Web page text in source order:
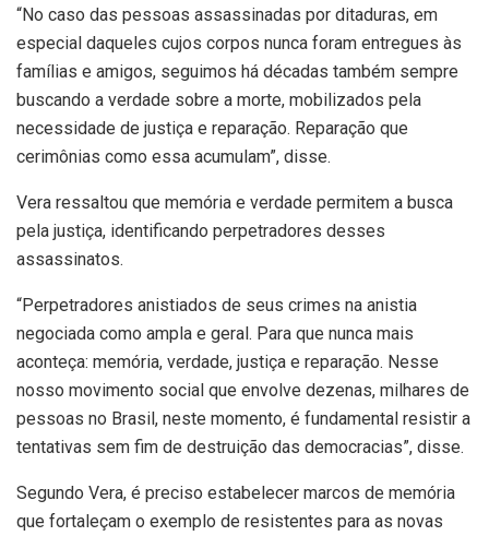
“No caso das pessoas assassinadas por ditaduras, em
especial daqueles cujos corpos nunca foram entregues às
famílias e amigos, seguimos há décadas também sempre
buscando a verdade sobre a morte, mobilizados pela
necessidade de justiça e reparação. Reparação que
cerimônias como essa acumulam”, disse.
Vera ressaltou que memória e verdade permitem a busca
pela justiça, identificando perpetradores desses
assassinatos.
“Perpetradores anistiados de seus crimes na anistia
negociada como ampla e geral. Para que nunca mais
aconteça: memória, verdade, justiça e reparação. Nesse
nosso movimento social que envolve dezenas, milhares de
pessoas no Brasil, neste momento, é fundamental resistir a
tentativas sem fim de destruição das democracias”, disse.
Segundo Vera, é preciso estabelecer marcos de memória
que fortaleçam o exemplo de resistentes para as novas